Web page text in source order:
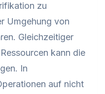
zu
Umgehung von
Gleichzeitiger
kann die
In
auf nicht